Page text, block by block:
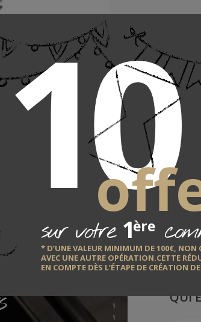
10
sur votre1ère
* D’UNE VALEUR MINIMUM DE 100€, NON
AVEC UNE AUTRE OPÉRATION.CETTE
EN COMPTE DÈS L’ÉTAPE DE CRÉATION
QUI